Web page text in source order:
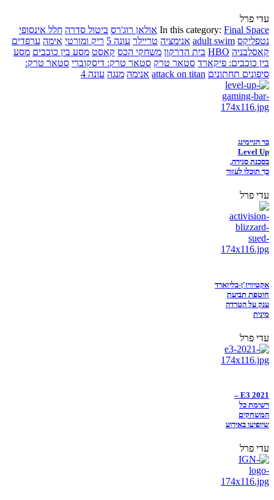
עדי פרל
In this category: Final Space אולאן רוג'רס ביטול סדרה חלל אינסופי
נטפליקס adult swim אנימציה טריילר עונה 5 ריק ומורטי אימה ערפדים
קאסלבניה HBO בית הדרקון משחקי הכס קאסט מסע בין כוכבים מסע
בין כוכבים: פיקארד סטאר טרק סטאר טרק: דיסקוברי סטאר טרק:
סיפונים תחתונים attack on titan אנימה מנגה עונה 4
בר הגיימינג
Level Up
בסכנת סגירה,
כך תוכלו לעזור
עדי פרל
אקטיוויז'ן-בליזארד
חוטפת תביעת
ענק על הטרדה
מינית
עדי פרל
E3 2021 –
רשימת כל
המשחקים
שיופיעו באירוע
עדי פרל